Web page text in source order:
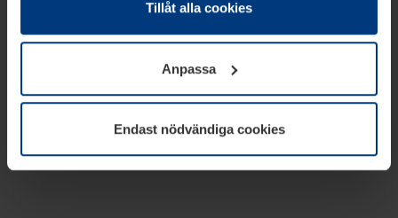
absolut nödvändiga för driften av den här webbplatsen.
godkännande kan du när som helst ändra eller återkalla i
informationen om kakor underDataskyddsförklaring
vår webbplats.
Tillåt alla cookies
Anpassa
Endast nödvändiga cookies